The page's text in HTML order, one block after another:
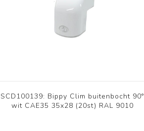
Domekt
Verso
SCD100139: Bippy Clim buitenbocht 90°
wit CAE35 35x28 (20st) RAL 9010